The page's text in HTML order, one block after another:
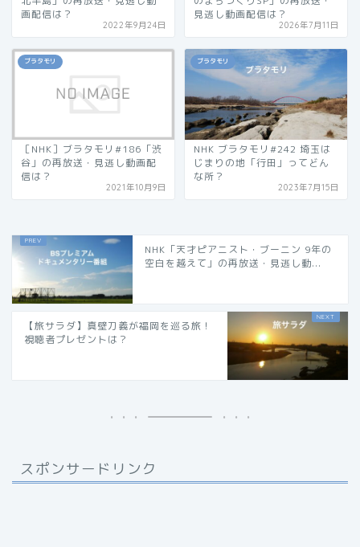
画配信は？
2022年9月24日
見逃し動画配信は？
2026年7月11日
ブラタモリ
［NHK］ブラタモリ#186「渋
谷」の再放送・見逃し動画配
信は？
2021年10月9日
ブラタモリ
NHK ブラタモリ#242 埼玉は
じまりの地「行田」ってどん
な所？
2023年7月15日
NHK「天才ピアニスト・ブーニン 9年の
空白を越えて」の再放送・見逃し動...
【旅サラダ】真壁刀義が福岡を巡る旅！
視聴者プレゼントは？
スポンサードリンク